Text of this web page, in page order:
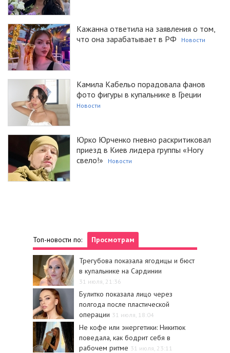
Кажанна ответила на заявления о том,
что она зарабатывает в РФ
Новости
Камила Кабельо порадовала фанов
фото фигуры в купальнике в Греции
Новости
Юрко Юрченко гневно раскритиковал
приезд в Киев лидера группы «Ногу
свело!»
Новости
Топ-новости по: Просмотрам
Трегубова показала ягодицы и бюст
в купальнике на Сардинии
31 июля, 21:36
Булитко показала лицо через
полгода после пластической
операции 31 июля, 18:04
Не кофе или энергетики: Никитюк
поведала, как бодрит себя в
рабочем ритме 31 июля, 23:11